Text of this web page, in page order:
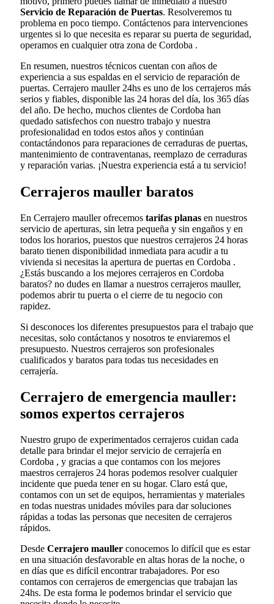
Servicio de Reparación de Puertas. Resolveremos tu
problema en poco tiempo. Contáctenos para intervenciones
urgentes si lo que necesita es reparar su puerta de seguridad,
operamos en cualquier otra zona de Cordoba .
En resumen, nuestros técnicos cuentan con años de
experiencia a sus espaldas en el servicio de reparación de
puertas. Cerrajero mauller 24hs es uno de los cerrajeros más
serios y fiables, disponible las 24 horas del día, los 365 días
del año. De hecho, muchos clientes de Cordoba han
quedado satisfechos con nuestro trabajo y nuestra
profesionalidad en todos estos años y continúan
contactándonos para reparaciones de cerraduras de puertas,
mantenimiento de contraventanas, reemplazo de cerraduras
y reparación varias. ¡Nuestra experiencia está a tu servicio!
Cerrajeros mauller baratos
En Cerrajero mauller ofrecemos tarifas planas en nuestros
servicio de aperturas, sin letra pequeña y sin engaños y en
todos los horarios, puestos que nuestros cerrajeros 24 horas
barato tienen disponibilidad inmediata para acudir a tu
vivienda si necesitas la apertura de puertas en Cordoba .
¿Estás buscando a los mejores cerrajeros en Cordoba
baratos? no dudes en llamar a nuestros cerrajeros mauller,
podemos abrir tu puerta o el cierre de tu negocio con
rapidez.
Si desconoces los diferentes presupuestos para el trabajo que
necesitas, solo contáctanos y nosotros te enviaremos el
presupuesto. Nuestros cerrajeros son profesionales
cualificados y baratos para todas tus necesidades en
cerrajería.
Cerrajero de emergencia mauller:
somos expertos cerrajeros
Nuestro grupo de experimentados cerrajeros cuidan cada
detalle para brindar el mejor servicio de cerrajería en
Cordoba , y gracias a que contamos con los mejores
maestros cerrajeros 24 horas podemos resolver cualquier
incidente que pueda tener en su hogar. Claro está que,
contamos con un set de equipos, herramientas y materiales
en todas nuestras unidades móviles para dar soluciones
rápidas a todas las personas que necesiten de cerrajeros
rápidos.
Desde Cerrajero mauller conocemos lo difícil que es estar
en una situación desfavorable en altas horas de la noche, o
en días que es difícil encontrar trabajadores. Por eso
contamos con cerrajeros de emergencias que trabajan las
24hs. De esta forma le podemos brindar el servicio que